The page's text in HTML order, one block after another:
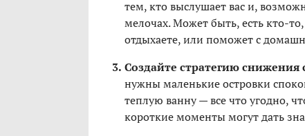
тем, кто выслушает вас и,
мелочах. Может быть, есть кто-
отдыхаете, или поможет с
Создайте стратегию снижения
нужны маленькие островки
теплую ванну — все что угодно,
короткие моменты могут дать